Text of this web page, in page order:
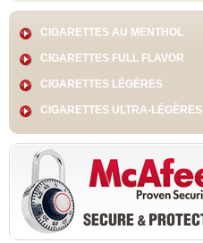
CIGARETTES AU MENTHOL
CIGARETTES FULL FLAVOR
CIGARETTES LÉGÈRES
CIGARETTES ULTRA-LÉGÈRES